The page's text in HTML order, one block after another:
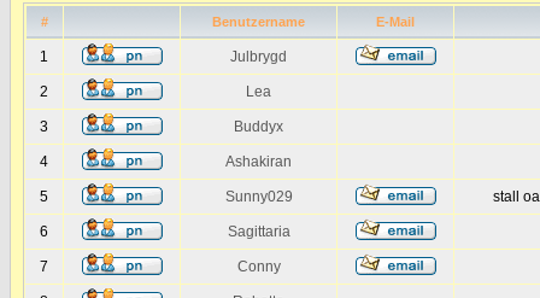
# Benutzername E-Mail
1 Julbrygd
2 Lea
3 Buddyx
4 Ashakiran
5 Sunny029 stall
6 Sagittaria
7 Conny